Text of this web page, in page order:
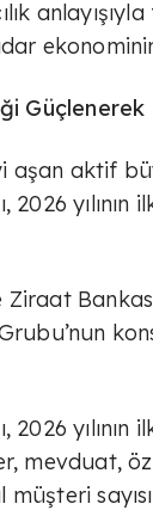
Güçlenerek
aşan aktif
2026
Ziraat
2026
mevduat,
müşteri